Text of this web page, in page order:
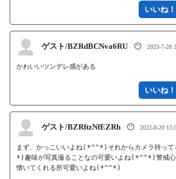
いいね
ゲスト/BZRdBCNva6RU 😶 2023-7-28
かわいいツンデレ感がある
いいね
ゲスト/BZRftzNfEZRh 😶 2022-8-20
まず、かっこいいよね(*^^*)それからカメラ持っ
*)趣味が写真撮ることなの可愛いよね(*^^*)警戒心
懐いてくれる所可愛いよね(*^^*)